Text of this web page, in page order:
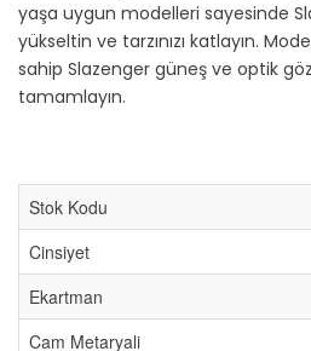
yaşa uygun modelleri sayesinde
yükseltin ve tarzınızı katlayın.
sahip Slazenger güneş ve optik
tamamlayın.
Stok Kodu
Cinsiyet
Ekartman
Cam Metaryali